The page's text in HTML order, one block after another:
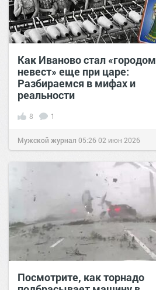
Как Иваново стал «городом
невест» еще при царе:
Разбираемся в мифах и
реальности
8 1
Мужской журнал 05:2602 июн 2026
Посмотрите, как торнадо